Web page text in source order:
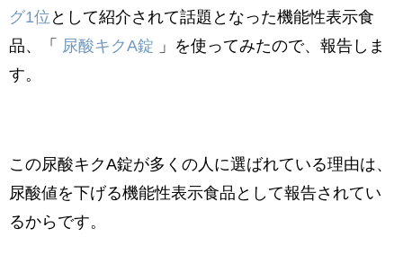
グ1位 として紹介されて話題となった機能性表示食
品、「
尿酸キクA錠 」を使ってみたので、報告しま
す。
この尿酸キクA錠が多くの人に選ばれている理由は、
尿酸値を下げる機能性表示食品として報告されてい
るからです。